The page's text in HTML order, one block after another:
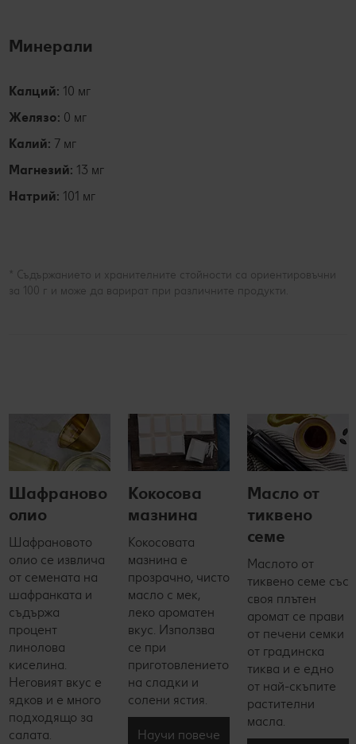
Минерали
Калций: 10 мг
Желязо: 0 мг
Калий: 7 мг
Магнезий: 13 мг
Натрий: 101 мг
* Съдържанието и хранителните стойности са ориентировъчни
за 100 г и може да варират при различните продукти.
Шафраново
олио
Шафрановото
олио се извлича
от семената на
шафранката и
съдържа
процент
линолова
киселина.
Неговият вкус е
ядков и е много
подходящо за
салата.
Кокосова
мазнина
Кокосовата
мазнина е
прозрачно, чисто
масло с мек,
леко ароматен
вкус. Използва
се при
приготовлението
на сладки и
солени ястия.
Научи повече
Масло от
тиквено
семе
Маслото от
тиквено семе със
своя плътен
аромат се прави
от печени семки
от градинска
тиква и е едно
от най-скъпите
растителни
масла.